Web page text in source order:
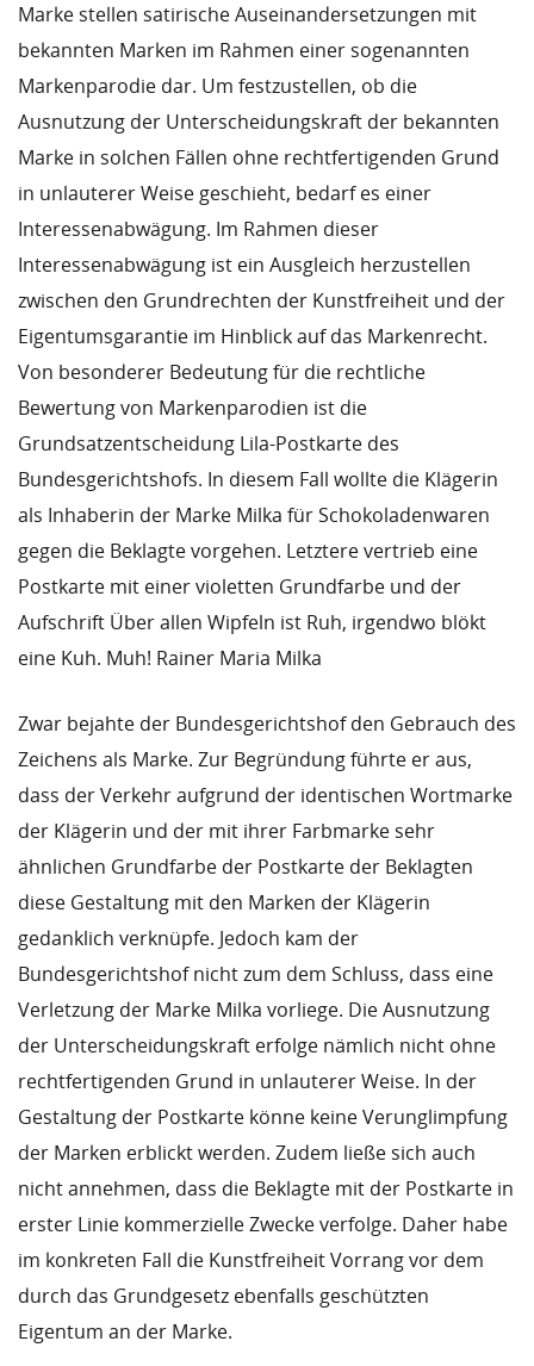
Marke stellen satirische Auseinandersetzungen mit
bekannten Marken im Rahmen einer sogenannten
Markenparodie dar. Um festzustellen, ob die
Ausnutzung der Unterscheidungskraft der bekannten
Marke in solchen Fällen ohne rechtfertigenden Grund
in unlauterer Weise geschieht, bedarf es einer
Interessenabwägung. Im Rahmen dieser
Interessenabwägung ist ein Ausgleich herzustellen
zwischen den Grundrechten der Kunstfreiheit und der
Eigentumsgarantie im Hinblick auf das Markenrecht.
Von besonderer Bedeutung für die rechtliche
Bewertung von Markenparodien ist die
Grundsatzentscheidung Lila-Postkarte des
Bundesgerichtshofs. In diesem Fall wollte die Klägerin
als Inhaberin der Marke Milka für Schokoladenwaren
gegen die Beklagte vorgehen. Letztere vertrieb eine
Postkarte mit einer violetten Grundfarbe und der
Aufschrift Über allen Wipfeln ist Ruh, irgendwo blökt
eine Kuh. Muh! Rainer Maria Milka
Zwar bejahte der Bundesgerichtshof den Gebrauch des
Zeichens als Marke. Zur Begründung führte er aus,
dass der Verkehr aufgrund der identischen Wortmarke
der Klägerin und der mit ihrer Farbmarke sehr
ähnlichen Grundfarbe der Postkarte der Beklagten
diese Gestaltung mit den Marken der Klägerin
gedanklich verknüpfe. Jedoch kam der
Bundesgerichtshof nicht zum dem Schluss, dass eine
Verletzung der Marke Milka vorliege. Die Ausnutzung
der Unterscheidungskraft erfolge nämlich nicht ohne
rechtfertigenden Grund in unlauterer Weise. In der
Gestaltung der Postkarte könne keine Verunglimpfung
der Marken erblickt werden. Zudem ließe sich auch
nicht annehmen, dass die Beklagte mit der Postkarte in
erster Linie kommerzielle Zwecke verfolge. Daher habe
im konkreten Fall die Kunstfreiheit Vorrang vor dem
durch das Grundgesetz ebenfalls geschützten
Eigentum an der Marke.